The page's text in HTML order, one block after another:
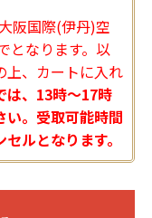
阪国際(伊丹)空
となります。以
上、カートに入れ
は、13時〜17時
い。受取可能時間
ルとなります。